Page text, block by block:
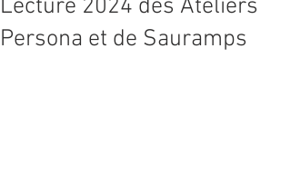
Lecture 2024 des Ateliers
Persona et de Sauramps